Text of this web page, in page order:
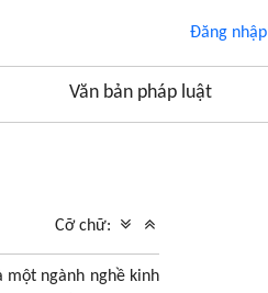
Đăng nhập
Văn bản pháp luật
Cỡ chữ:
ngành nghề kinh